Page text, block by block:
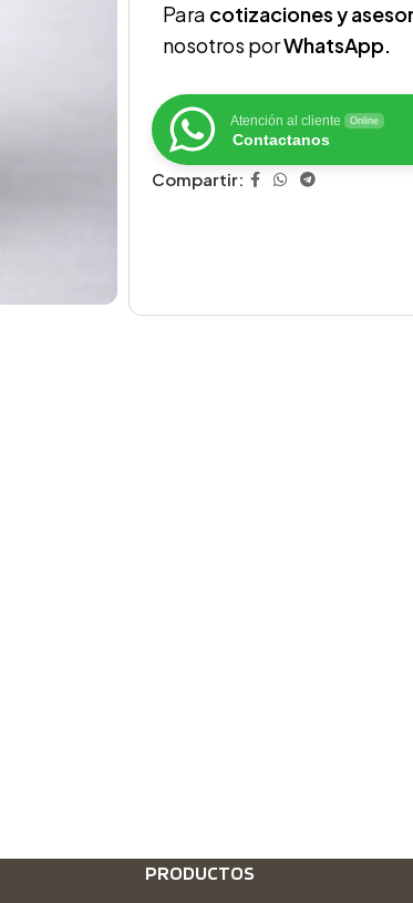
Para cotizaciones y
nosotros porWhatsApp.
Atención al cliente Online
Contactanos
Compartir:
PRODUCTOS